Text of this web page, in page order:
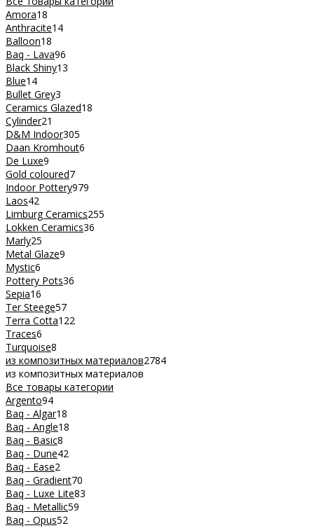
Amora18
Anthracite14
Balloon18
Baq - Lava96
Black Shiny13
Blue14
Bullet Grey3
Ceramics Glazed18
Cylinder21
D&M Indoor305
Daan Kromhout6
De Luxe9
Gold coloured7
Indoor Pottery979
Laos42
Limburg Ceramics255
Lokken Ceramics36
Marly25
Metal Glaze9
Mystic6
Pottery Pots36
Sepia16
Ter Steege57
Terra Cotta122
Traces6
Turquoise8
из композитных материалов2784
из композитных материалов
Все товары категории
Argento94
Baq - Algar18
Baq - Angle18
Baq - Basic8
Baq - Dune42
Baq - Ease2
Baq - Gradient70
Baq - Luxe Lite83
Baq - Metallic59
Baq - Opus52